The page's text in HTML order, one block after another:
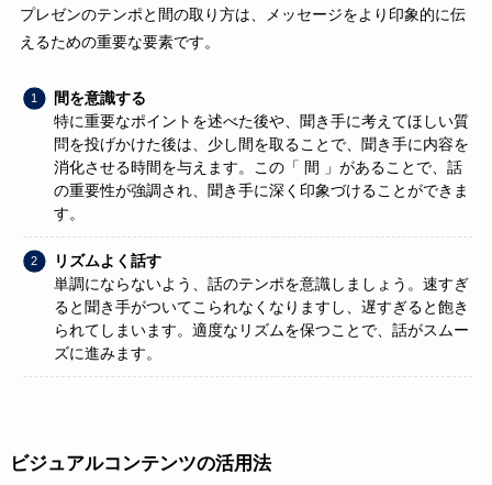
プレゼンのテンポと間の取り方は、メッセージをより印象的に伝
えるための重要な要素です。
間を意識する
特に重要なポイントを述べた後や、聞き手に考えてほしい質
問を投げかけた後は、少し間を取ることで、聞き手に内容を
消化させる時間を与えます。この「 間 」があることで、話
の重要性が強調され、聞き手に深く印象づけることができま
す。
リズムよく話す
単調にならないよう、話のテンポを意識しましょう。速すぎ
ると聞き手がついてこられなくなりますし、遅すぎると飽き
られてしまいます。適度なリズムを保つことで、話がスムー
ズに進みます。
ビジュアルコンテンツの活用法